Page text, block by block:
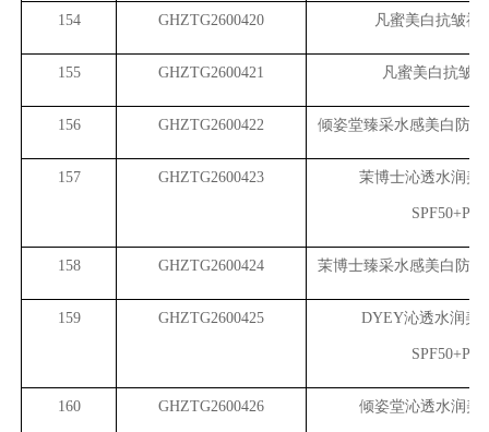
154 GHZTG2600420 凡蜜美白抗皱祛
155 GHZTG2600421 凡蜜美白抗皱
156 GHZTG2600422 倾姿堂臻采水感美白防晒
157 GHZTG2600423 茉博士沁透水润美
158 GHZTG2600424 茉博士臻采水感美白防晒
159 GHZTG2600425 DYEY沁透水润美
160 GHZTG2600426 倾姿堂沁透水润美